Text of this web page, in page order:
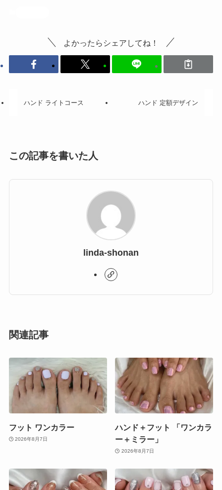
よかったらシェアしてね！
ハンド ライトコース ハンド 定額デザイン
この記事を書いた人
linda-shonan
関連記事
フット ワンカラー
2026年8月7日
ハンド＋フット 「ワンカラ
ー＋ミラー」
2026年8月7日